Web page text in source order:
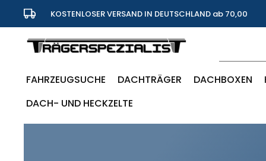
KOSTENLOSER VERSAND IN DEUTSCHLAND ab 70,00
Euro
FAHRZEUGSUCHE DACHTRÄGER DACHBOXEN
DACH- UND HECKZELTE